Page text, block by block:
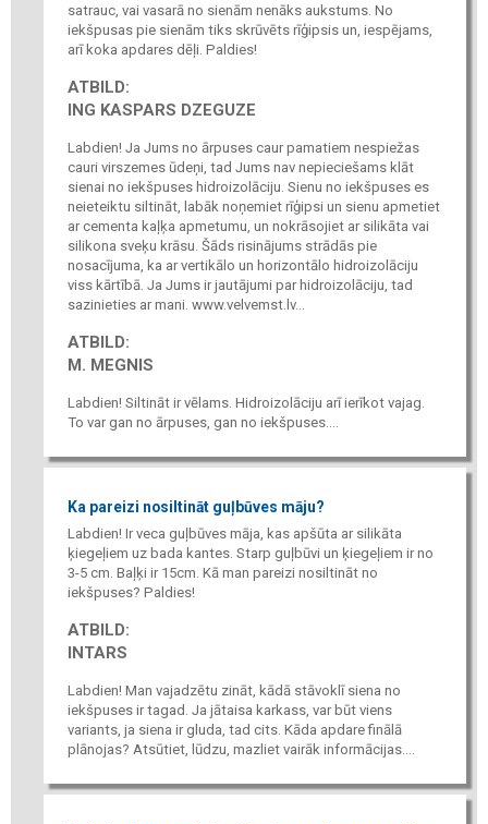
satrauc, vai vasarā no sienām nenāks aukstums. No
iekšpusas pie sienām tiks skrūvēts rīģipsis un, iespējams,
arī koka apdares dēļi. Paldies!
ATBILD:
ING KASPARS DZEGUZE
Labdien! Ja Jums no ārpuses caur pamatiem nespiežas
cauri virszemes ūdeņi, tad Jums nav nepieciešams klāt
sienai no iekšpuses hidroizolāciju. Sienu no iekšpuses es
neieteiktu siltināt, labāk noņemiet rīģipsi un sienu apmetiet
ar cementa kaļķa apmetumu, un nokrāsojiet ar silikāta vai
silikona sveķu krāsu. Šāds risinājums strādās pie
nosacījuma, ka ar vertikālo un horizontālo hidroizolāciju
viss kārtībā. Ja Jums ir jautājumi par hidroizolāciju, tad
sazinieties ar mani. www.velvemst.lv...
ATBILD:
M. MEGNIS
Labdien! Siltināt ir vēlams. Hidroizolāciju arī ierīkot vajag.
To var gan no ārpuses, gan no iekšpuses....
Ka pareizi nosiltināt guļbūves māju?
Labdien! Ir veca guļbūves māja, kas apšūta ar silikāta
ķiegeļiem uz bada kantes. Starp guļbūvi un ķiegeļiem ir no
3-5 cm. Baļķi ir 15cm. Kā man pareizi nosiltināt no
iekšpuses? Paldies!
ATBILD:
INTARS
Labdien! Man vajadzētu zināt, kādā stāvoklī siena no
iekšpuses ir tagad. Ja jātaisa karkass, var būt viens
variants, ja siena ir gluda, tad cits. Kāda apdare finālā
plānojas? Atsūtiet, lūdzu, mazliet vairāk informācijas....